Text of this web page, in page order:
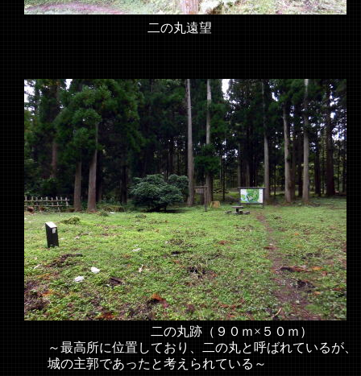
二の丸跡（９０ｍ×５０ｍ）
～最高所に位置しており、二の丸と呼ばれているが、
城の主郭であったと考えられている～
二の丸遠望